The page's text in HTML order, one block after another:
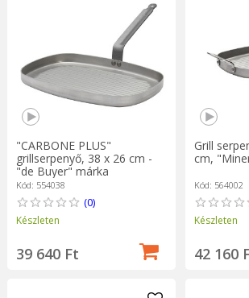
"CARBONE PLUS"
grillserpenyő, 38 x 26 cm -
"de Buyer" márka
Kód: 554038
(0)
Készleten
39 640 Ft
Grill
cm,
Kód: 564002
Készleten
42 160